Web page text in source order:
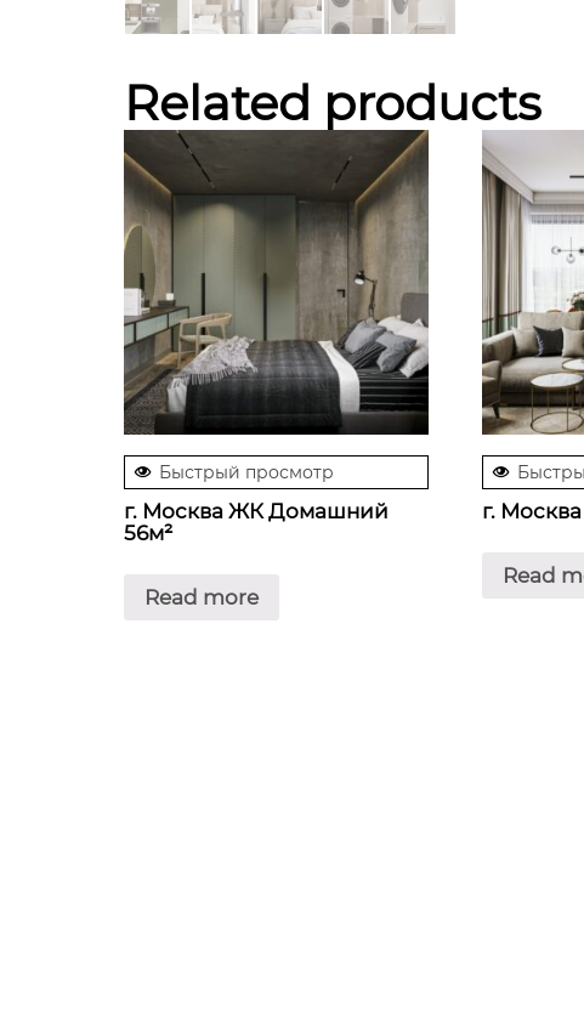
Related products
Быстрый просмотр
г. Москва ЖК Домашний
56м²
Read more
г.
Read